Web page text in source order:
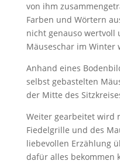
von ihm
Farben und Wörtern
nicht genauso
Mäuseschar im Winter
Anhand eines
selbst gebastelten
der Mitte des
Weiter gearbeitet wird
Fiedelgrille und des
liebevollen Erzählung
dafür alles bekommen